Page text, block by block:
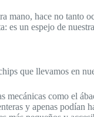
mano, hace no tanto
es un espejo de
que llevamos en
mecánicas como el
y apenas podían